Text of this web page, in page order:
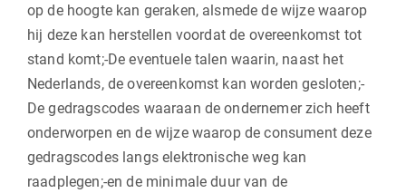
op de hoogte kan geraken, alsmede de wijze waarop
hij deze kan herstellen voordat de overeenkomst tot
stand komt;-De eventuele talen waarin, naast het
Nederlands, de overeenkomst kan worden gesloten;-
De gedragscodes waaraan de ondernemer zich heeft
onderworpen en de wijze waarop de consument deze
gedragscodes langs elektronische weg kan
raadplegen;-en de minimale duur van de